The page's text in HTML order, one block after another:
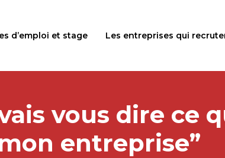
d’emploi et stage Les entreprises qui
vous dire ce
entreprise”